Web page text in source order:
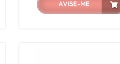
AVISE-ME